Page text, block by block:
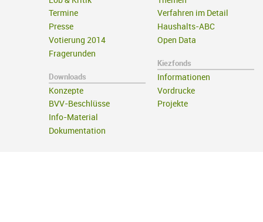
Termine
Presse
Votierung 2014
Fragerunden
Downloads
Konzepte
BVV-Beschlüsse
Info-Material
Dokumentation
Verfahren im Detail
Haushalts-ABC
Open Data
Kiezfonds
Informationen
Vordrucke
Projekte